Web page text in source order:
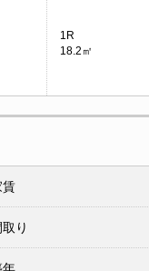
1R
18.2㎡
賃
取り